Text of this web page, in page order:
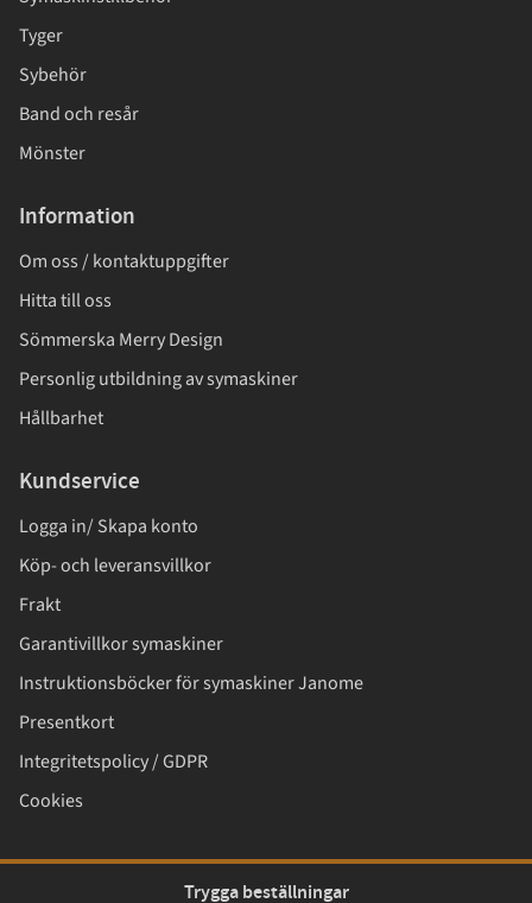
Tyger
Sybehör
Band och resår
Mönster
Information
Om oss / kontaktuppgifter
Hitta till oss
Sömmerska Merry Design
Personlig utbildning av symaskiner
Hållbarhet
Kundservice
Logga in/ Skapa konto
Köp- och leveransvillkor
Frakt
Garantivillkor symaskiner
Instruktionsböcker för symaskiner Janome
Presentkort
Integritetspolicy / GDPR
Cookies
Trygga beställningar